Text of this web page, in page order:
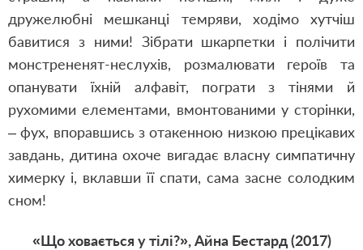
дружелюбні мешканці темряви, ходімо хутчіш
бавитися з ними! Зібрати шкарпетки і полічити
монстрененят-неслухів, розмалювати героїв та
опанувати їхній алфавіт, пограти з тінями й
рухомими елементами, вмонтованими у сторінки,
– фух, впоравшись з отакенною низкою прецікавих
завдань, дитина охоче вигадає власну симпатичну
химерку і, вклавши її спати, сама засне солодким
сном!
«Що ховається у тілі?», Айна Бестард (2017)